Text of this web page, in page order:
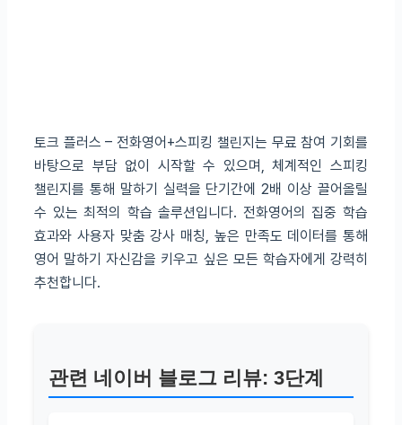
토크 플러스 – 전화영어+스피킹 챌린지는 무료 참여 기회를
바탕으로 부담 없이 시작할 수 있으며, 체계적인 스피킹
챌린지를 통해 말하기 실력을 단기간에 2배 이상 끌어올릴
수 있는 최적의 학습 솔루션입니다. 전화영어의 집중 학습
효과와 사용자 맞춤 강사 매칭, 높은 만족도 데이터를 통해
영어 말하기 자신감을 키우고 싶은 모든 학습자에게 강력히
추천합니다.
관련 네이버 블로그 리뷰: 3단계